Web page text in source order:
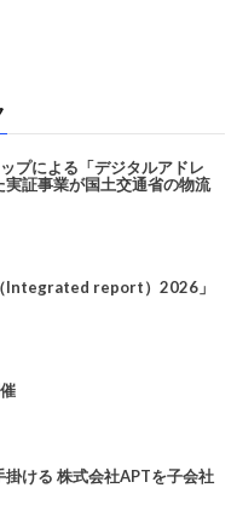
プによる「デジタルアドレ
証事業が国土交通省の物流
Integrated report）2026」
ける 株式会社APTを子会社